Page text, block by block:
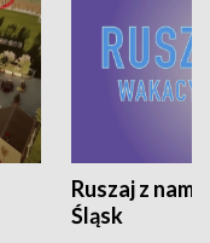
Ruszaj z
Śląsk